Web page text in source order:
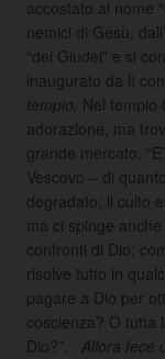
accostato al nome
nemici di Gesù,
“dei Giudei” e si
inaugurato da lì
tempio. Nel tempio
adorazione, ma
grande mercato.
Vescovo – di
degradato; il culto
ma ci spinge
confronti di Dio:
risolve tutto in
pagare a Dio per
coscienza? O tutta
Dio?”. Allora fece